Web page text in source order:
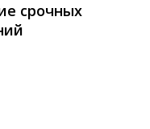
срочных